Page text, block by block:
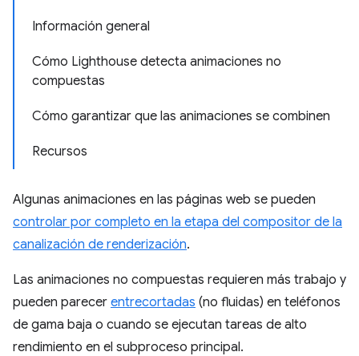
Información general
Cómo Lighthouse detecta animaciones no
compuestas
Cómo garantizar que las animaciones se combinen
Recursos
Algunas animaciones en las páginas web se pueden
controlar por completo en la etapa del compositor de la
canalización de renderización.
Las animaciones no compuestas requieren más trabajo y
pueden parecer entrecortadas (no fluidas) en teléfonos
de gama baja o cuando se ejecutan tareas de alto
rendimiento en el subproceso principal.